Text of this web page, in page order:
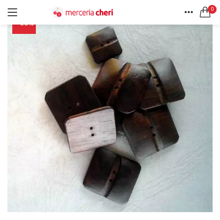
0
ACCEDI REGISTRATI
Ricordami
Password dimenticata?
Tutte le categorie
Accessori Design (56)
Accessori merceria (94)
Cesti portalavoro (8)
Aghi e spilli (24)
Applicazioni (26)
Bottoni Vintage (204)
Lotti di Bottoni vintage (27)
Bottoni/alamari/automatici (46)
Calze collant donna (24)
Cappelli (16)
-30%